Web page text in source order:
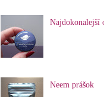
Najdokonalejší
Neem prášok